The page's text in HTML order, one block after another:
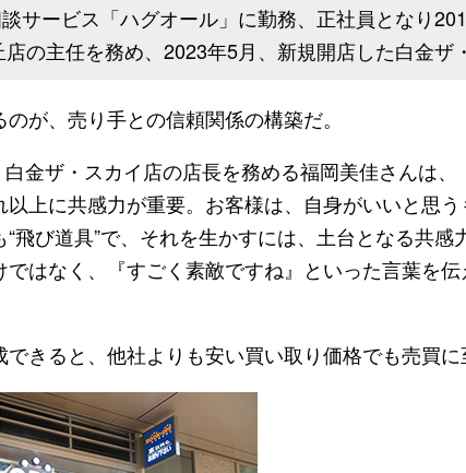
サービス「ハグオール」に勤務、正社員となり
の主任を務め、2023年5月、新規開店した白金ザ
が、売り手との信頼関係の構築だ。
金ザ・スカイ店の店長を務める福岡美佳さんは、
上に共感力が重要。お客様は、自身がいいと思
飛び道具”で、それを生かすには、土台となる共感
はなく、『すごく素敵ですね』といった言葉を
きると、他社よりも安い買い取り価格でも売買に